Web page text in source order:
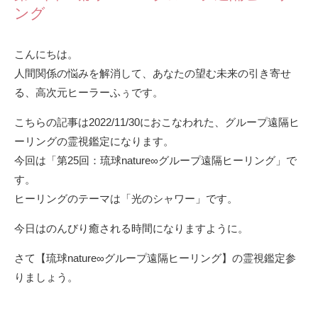
ング
こんにちは。
人間関係の悩みを解消して、あなたの望む未来の引き寄せ
る、高次元ヒーラーふぅです。
こちらの記事は2022/11/30におこなわれた、グループ遠隔ヒ
ーリングの霊視鑑定になります。
今回は「第25回：琉球nature∞グループ遠隔ヒーリング」で
す。
ヒーリングのテーマは「光のシャワー」です。
今日はのんびり癒される時間になりますように。
さて【琉球nature∞グループ遠隔ヒーリング】の霊視鑑定参
りましょう。